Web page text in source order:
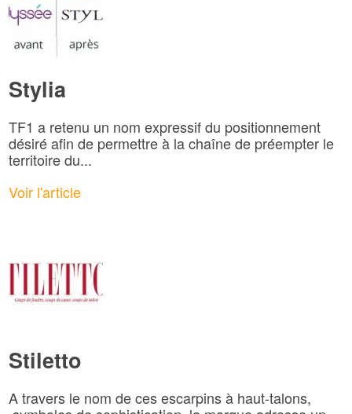
Stylia
TF1 a retenu un nom expressif du positionnement
désiré afin de permettre à la chaîne de préempter le
territoire du...
Voir l'article
Stiletto
A travers le nom de ces escarpins à haut-talons,